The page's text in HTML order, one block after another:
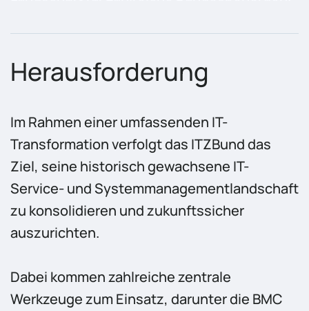
Herausforderung
Im Rahmen einer umfassenden IT-
Transformation verfolgt das ITZBund das
Ziel, seine historisch gewachsene IT-
Service- und Systemmanagementlandschaft
zu konsolidieren und zukunftssicher
auszurichten.
Dabei kommen zahlreiche zentrale
Werkzeuge zum Einsatz, darunter die BMC